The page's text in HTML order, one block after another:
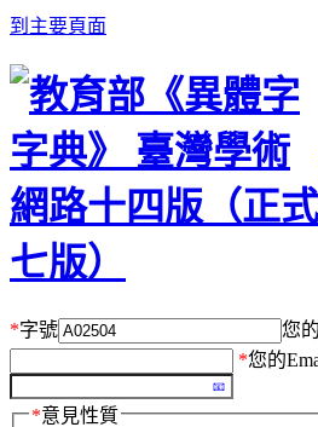
到主要頁面
*字號
您
*您的
*意見性質